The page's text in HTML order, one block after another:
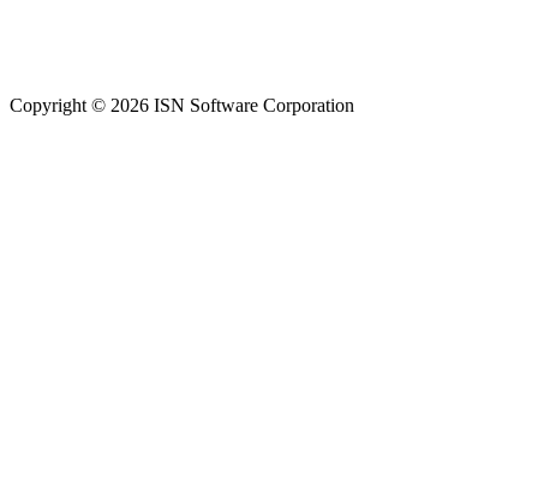
Copyright © 2026 ISN Software Corporation